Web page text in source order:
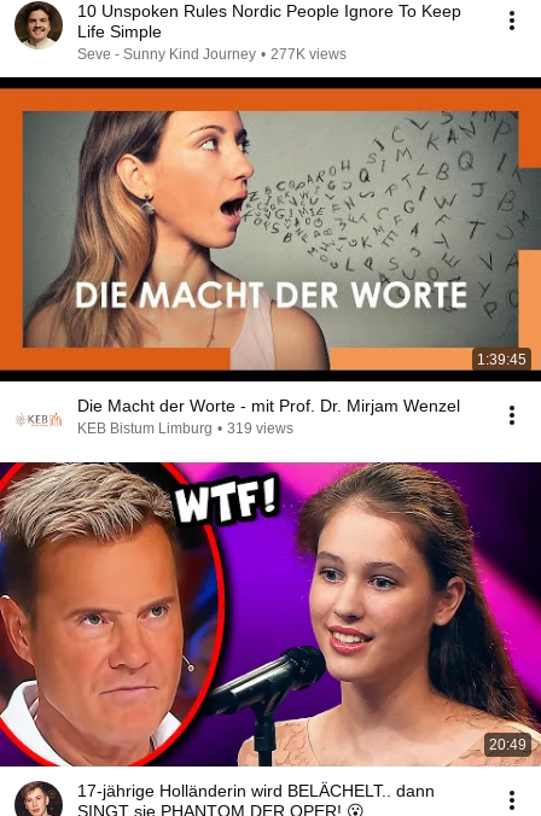
10 Unspoken Rules Nordic People Ignore To Keep
Life Simple
Seve - Sunny Kind Journey • 277K views
1:39:45
Die Macht der Worte - mit Prof. Dr. Mirjam Wenzel
KEB Bistum Limburg • 319 views
20:49
17-jährige Holländerin wird BELÄCHELT.. dann
SINGT sie PHANTOM DER OPER! 😮